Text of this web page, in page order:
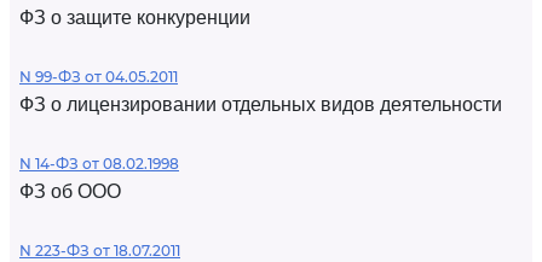
ФЗ о защите конкуренции
N 99-ФЗ от 04.05.2011
ФЗ о лицензировании отдельных видов деятельности
N 14-ФЗ от 08.02.1998
ФЗ об ООО
N 223-ФЗ от 18.07.2011